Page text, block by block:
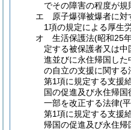
でその障害の程度が
エ
原子爆弾被爆者に
1項の規定による厚生
オ
生活保護法(昭和25
定する被保護者又は
進並びに永住帰国し
の自立の支援に関する
第1項に規定する支援
国の促進及び永住帰
一部を改正する法律(
第1項に規定する支援
帰国の促進及び永住